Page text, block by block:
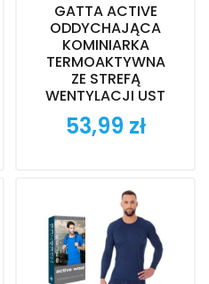
GATTA ACTIVE
ODDYCHAJĄCA
KOMINIARKA
TERMOAKTYWNA
ZE STREFĄ
WENTYLACJI UST
Cena
53,99 zł